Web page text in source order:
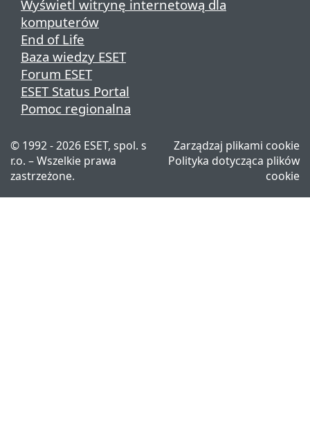
Wyświetl witrynę internetową dla
komputerów
End of Life
Baza wiedzy ESET
Forum ESET
ESET Status Portal
Pomoc regionalna
© 1992 - 2026 ESET, spol. s
r.o. – Wszelkie prawa
zastrzeżone.
Zarządzaj plikami cookie
Polityka dotycząca plików
cookie